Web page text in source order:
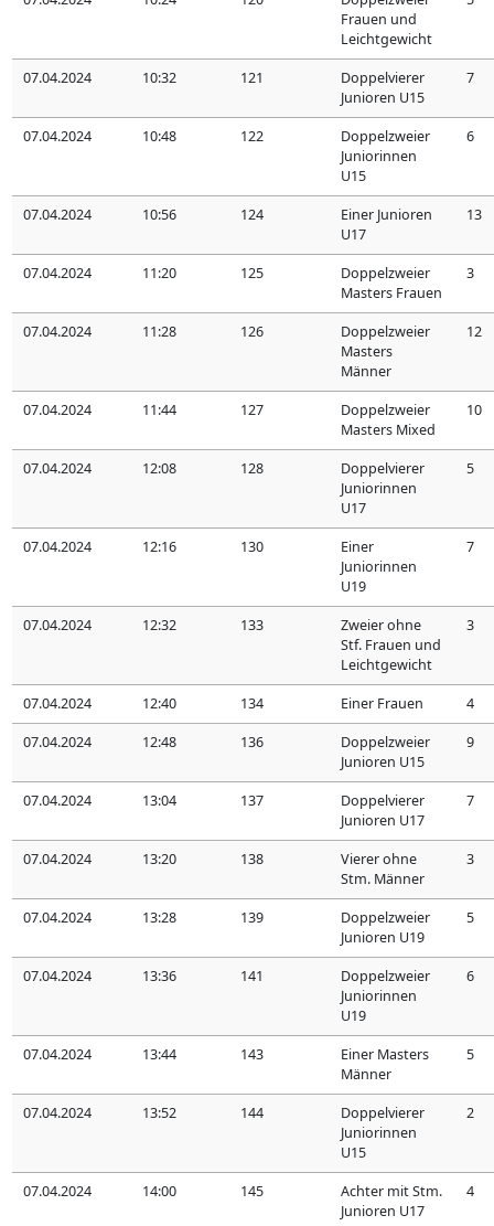
Frauen und
Leichtgewicht
07.04.2024 10:32 121
Doppelvierer
Junioren U15
7
07.04.2024 10:48 122
Doppelzweier
Juniorinnen
U15
6
07.04.2024 10:56 124
Einer Junioren
U17
13
07.04.2024 11:20 125
Doppelzweier
Masters Frauen
3
07.04.2024 11:28 126
Doppelzweier
Masters
Männer
12
07.04.2024 11:44 127
Doppelzweier
Masters Mixed
10
07.04.2024 12:08 128
Doppelvierer
Juniorinnen
U17
5
07.04.2024 12:16 130
Einer
Juniorinnen
U19
7
07.04.2024 12:32 133
Zweier ohne
Stf. Frauen und
Leichtgewicht
3
07.04.2024 12:40 134 Einer Frauen 4
07.04.2024 12:48 136
Doppelzweier
Junioren U15
9
07.04.2024 13:04 137
Doppelvierer
Junioren U17
7
07.04.2024 13:20 138
Vierer ohne
Stm. Männer
3
07.04.2024 13:28 139
Doppelzweier
Junioren U19
5
07.04.2024 13:36 141
Doppelzweier
Juniorinnen
U19
6
07.04.2024 13:44 143
Einer Masters
Männer
5
07.04.2024 13:52 144
Doppelvierer
Juniorinnen
U15
2
07.04.2024 14:00 145
Achter mit Stm.
Junioren U17
4